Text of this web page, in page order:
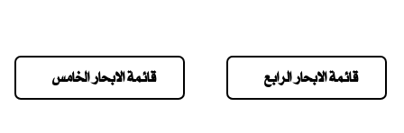
قائمة الابحار الخامس قائمة الابحار الرابع